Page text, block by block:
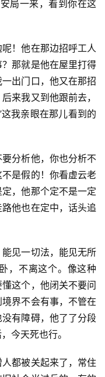
局一来，看到你在这
！他在那边招呼工人
那就是他在屋里打得
出门口，他又在那招
来我又到他跟前去，
我亲眼在那儿看到的
分析他，你也分析不
是假的！你看虚云老
，他那个定不是一定
他也在定中，话头追
能见一切法，能见无所
，不离这个。像这种
这个，他闭关不要问
界不会有事，不管在
有障碍，他了了分段
今天死也行。
都被关起来了，常住